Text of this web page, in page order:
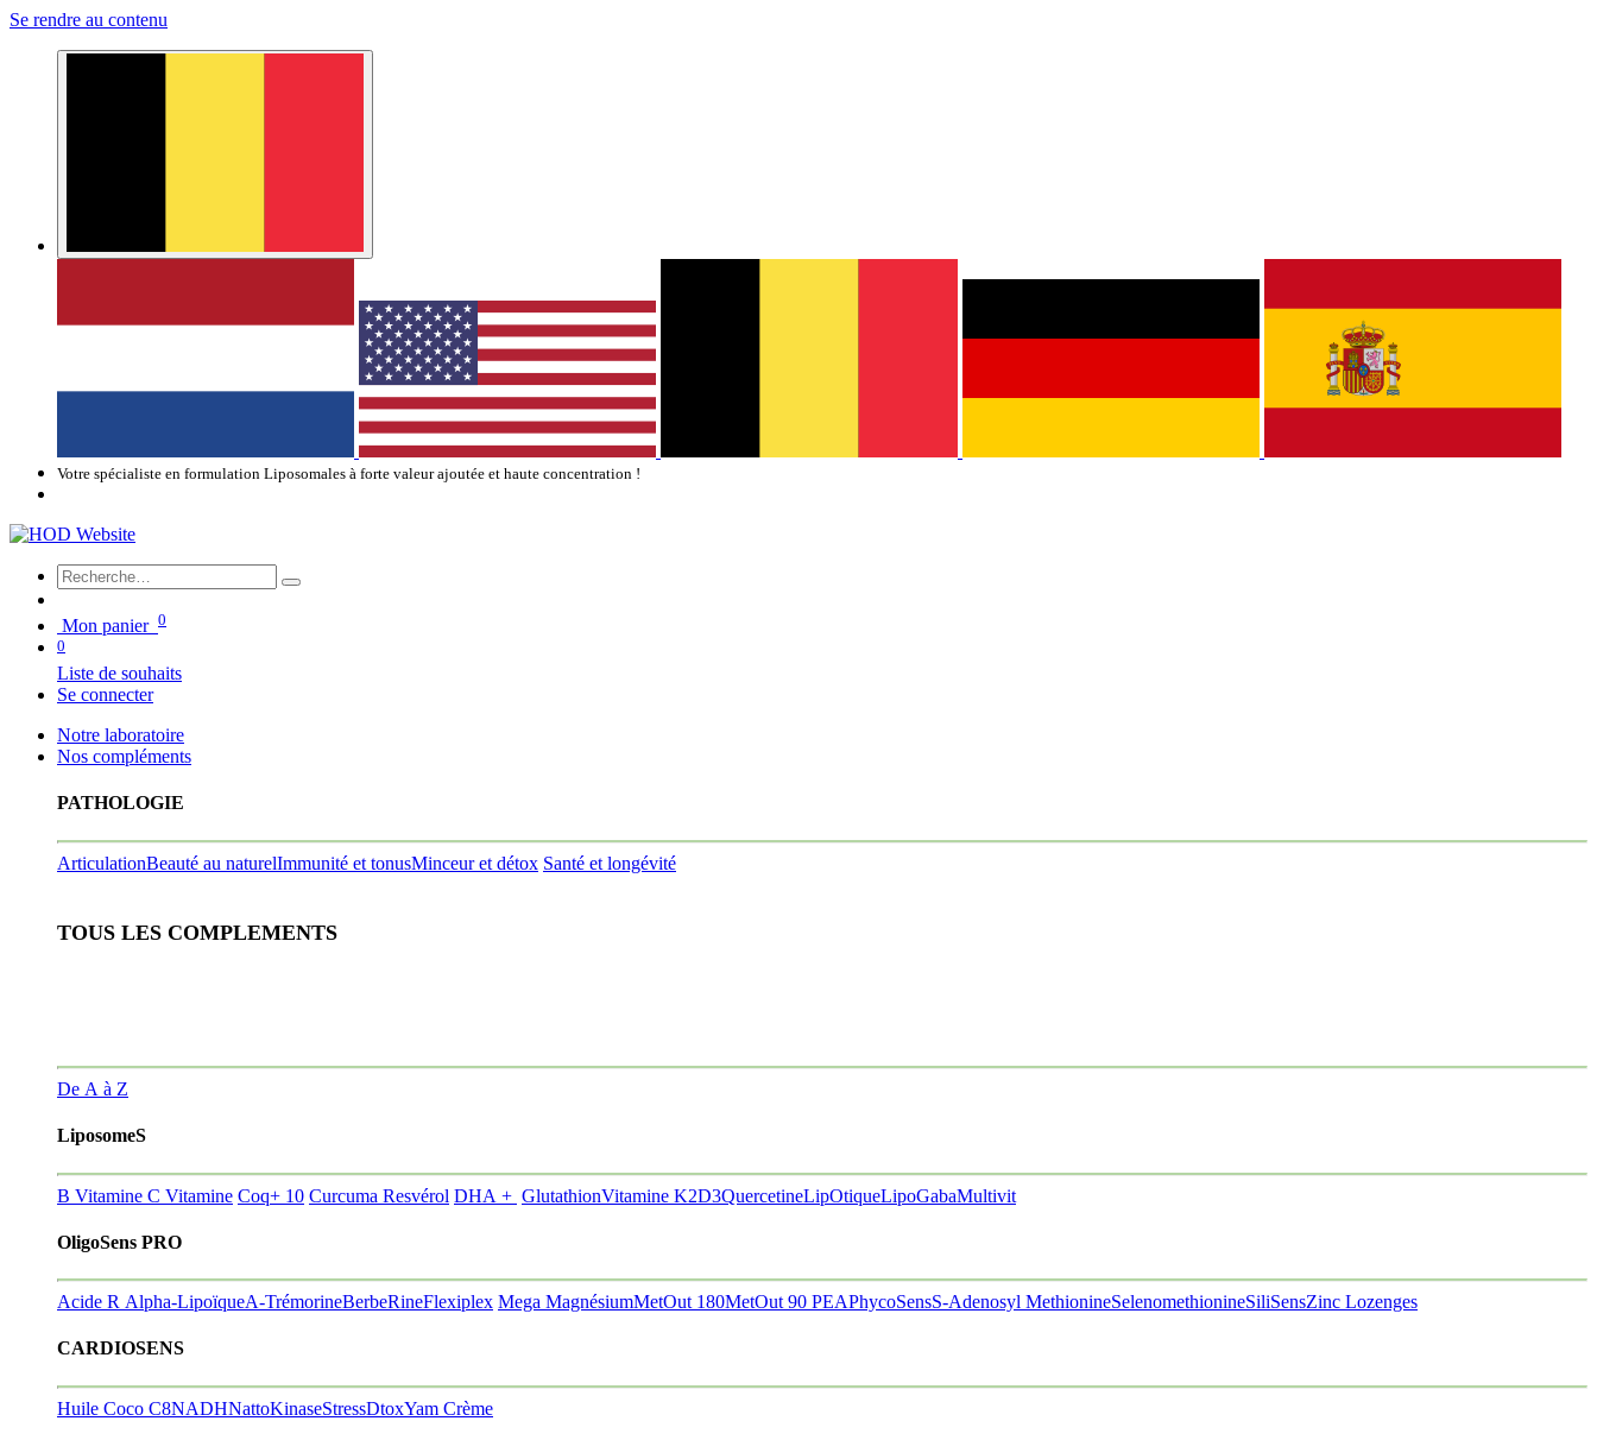
Se rendre au contenu
Votre spécialiste en formulation Liposomales à forte valeur ajoutée et haute concentration !
Mon panier 0
0
Liste de souhaits
Se connecter
Notre laboratoire
Nos compléments
PATHOLOGIE
ArticulationBeauté au naturelImmunité et tonusMinceur et détox Santé et longévité
TOUS LES COMPLEMENTS
De A à Z
LiposomeS
B Vitamine C Vitamine Coq+ 10 Curcuma Resvérol DHA + GlutathionVitamine K2D3QuercetineLipOtiqueLipoGabaMultivit
OligoSens PRO
Acide R Alpha-LipoïqueA-TrémorineBerbeRineFlexiplex Mega MagnésiumMetOut 180MetOut 90 PEAPhycoSensS-Adenosyl MethionineSelenomethionineSiliSensZinc Lozenges
CARDIOSENS
Huile Coco C8NADHNattoKinaseStressDtoxYam Crème